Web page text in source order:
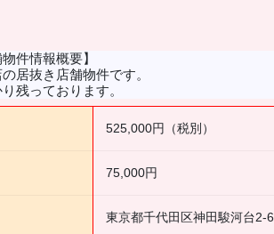
件情報概要】
居抜き店舗物件です。
残っております。
525,000円（税別）
75,000円
東京都千代田区神田駿河台2-6